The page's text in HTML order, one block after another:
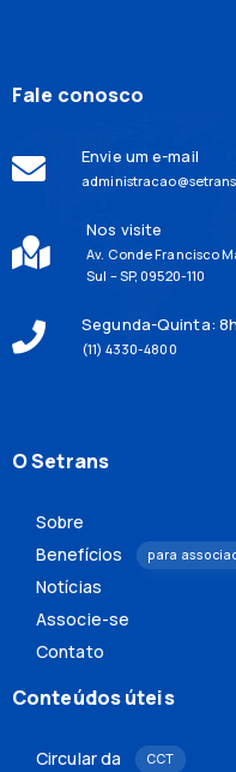
Fale conosco
Envie um e-mail
Nos visite
Av. Conde Francisco
Sul – SP, 09520-110
Segunda-Quinta:
(11) 4330-4800
O Setrans
Sobre
Benefícios
para
Notícias
Associe-se
Contato
Conteúdos úteis
Circular da CCT